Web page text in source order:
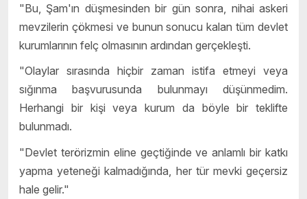
"Bu, Şam'ın düşmesinden bir gün sonra, nihai askeri
mevzilerin çökmesi ve bunun sonucu kalan tüm devlet
kurumlarının felç olmasının ardından gerçekleşti.
"Olaylar sırasında hiçbir zaman istifa etmeyi veya
sığınma başvurusunda bulunmayı düşünmedim.
Herhangi bir kişi veya kurum da böyle bir teklifte
bulunmadı.
"Devlet terörizmin eline geçtiğinde ve anlamlı bir katkı
yapma yeteneği kalmadığında, her tür mevki geçersiz
hale gelir."